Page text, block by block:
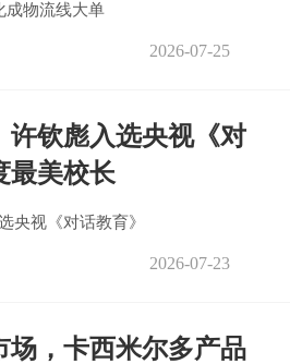
成物流线大单
2026-07-25
许钦彪入选央视《对
最美校长
央视《对话教育》
2026-07-23
场，卡西米尔多产品